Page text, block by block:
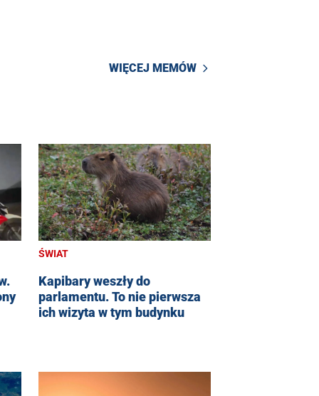
WIĘCEJ MEMÓW
ŚWIAT
Kapibary weszły do
parlamentu. To nie pierwsza
ich wizyta w tym budynku